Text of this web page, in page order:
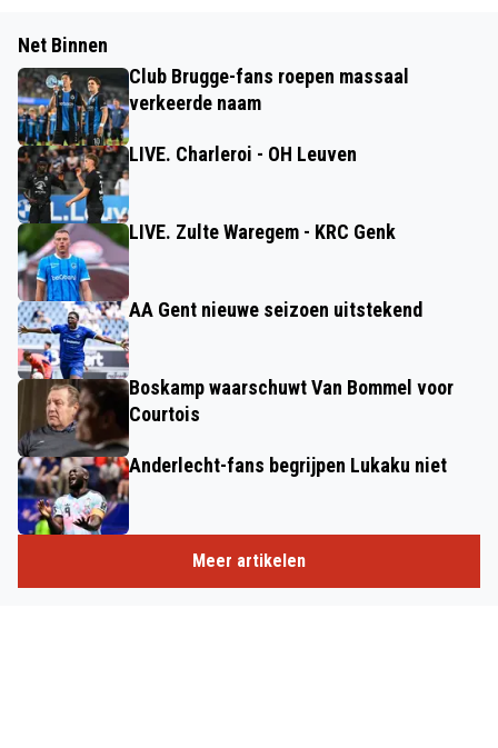
Net Binnen
Club Brugge-fans roepen massaal
verkeerde naam
LIVE. Charleroi - OH Leuven
LIVE. Zulte Waregem - KRC Genk
AA Gent nieuwe seizoen uitstekend
Boskamp waarschuwt Van Bommel voor
Courtois
Anderlecht-fans begrijpen Lukaku niet
Meer artikelen